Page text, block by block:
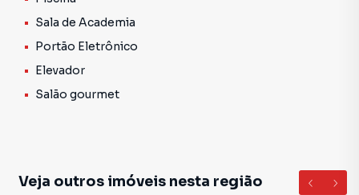
opções de garantia.
Agende sua visita com a Morano Imobiliária!
A Morano encontra você lá!
Sala de Academia
Portão Eletrônico
Elevador
Salão gourmet
Veja outros imóveis nesta região